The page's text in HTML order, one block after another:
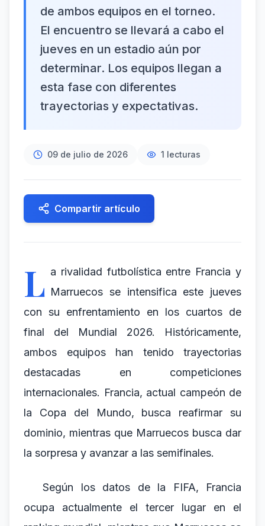
de ambos equipos en el torneo.
El encuentro se llevará a cabo el
jueves en un estadio aún por
determinar. Los equipos llegan a
esta fase con diferentes
trayectorias y expectativas.
09 de julio de 2026 1 lecturas
Compartir artículo
L a rivalidad futbolística entre Francia y
Marruecos se intensifica este jueves
con su enfrentamiento en los cuartos de
final del Mundial 2026. Históricamente,
ambos equipos han tenido trayectorias
destacadas en competiciones
internacionales. Francia, actual campeón de
la Copa del Mundo, busca reafirmar su
dominio, mientras que Marruecos busca dar
la sorpresa y avanzar a las semifinales.
Según los datos de la FIFA, Francia
ocupa actualmente el tercer lugar en el